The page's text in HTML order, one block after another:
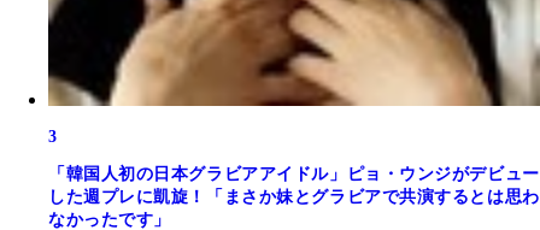
3
「韓国人初の日本グラビアアイドル」ピョ・ウンジがデビュー
した週プレに凱旋！「まさか妹とグラビアで共演するとは思わ
なかったです」